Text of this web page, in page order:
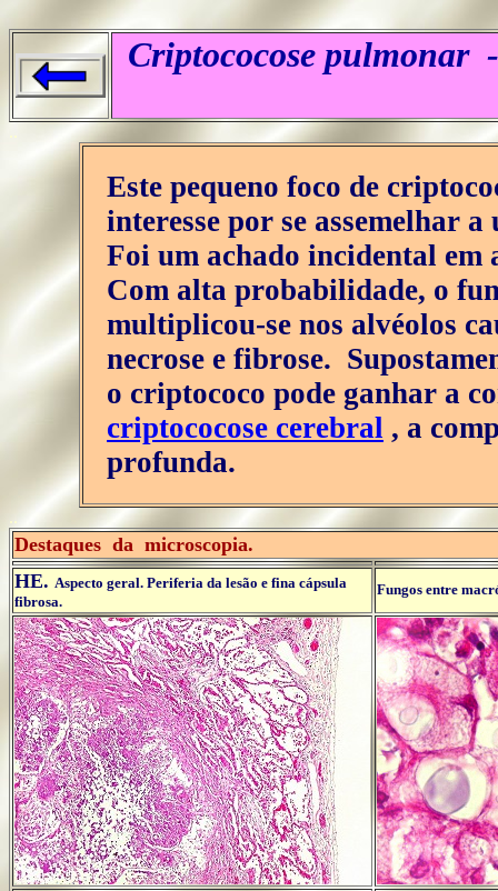
Criptococose pulmonar
..
Este pequeno foco de
interesse por se assemelhar
Foi um achado incidental em
Com alta probabilidade, o
multiplicou-se nos alvéolos
necrose e fibrose.
o criptococo pode ganhar a
criptococose cerebral , a
profunda.
..
Destaques da microscopia.
HE. Aspecto geral. Periferia da lesão e fina cápsula
fibrosa.
Fungos entre